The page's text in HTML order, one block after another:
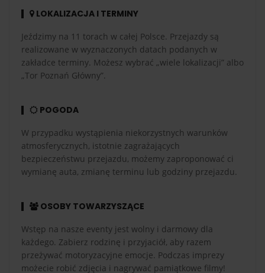
LOKALIZACJA I TERMINY
Jeździmy na 11 torach w całej Polsce. Przejazdy są
realizowane w wyznaczonych datach podanych w
zakładce terminy. Możesz wybrać „wiele lokalizacji” albo
„Tor Poznań Główny”.
POGODA
W przypadku wystąpienia niekorzystnych warunków
atmosferycznych, istotnie zagrażających
bezpieczeństwu przejazdu, możemy zaproponować ci
wymianę auta, zmianę terminu lub godziny przejazdu.
OSOBY TOWARZYSZĄCE
Wstęp na nasze eventy jest wolny i darmowy dla
każdego. Zabierz rodzinę i przyjaciół, aby razem
przeżywać motoryzacyjne emocje. Podczas imprezy
możecie robić zdjęcia i nagrywać pamiątkowe filmy!